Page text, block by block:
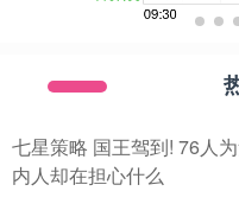
七星策略 国王驾到! 76人
内人却在担心什么